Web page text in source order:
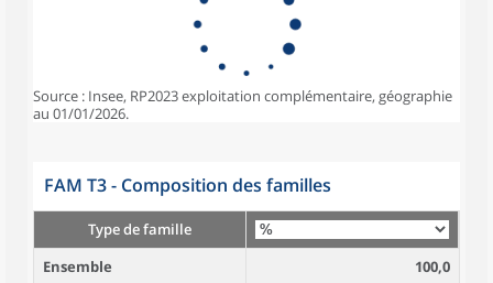
Source : Insee, RP2023 exploitation complémentaire, géographie
au 01/01/2026.
FAM T3 - Composition des familles
Type de famille
Ensemble
100,0